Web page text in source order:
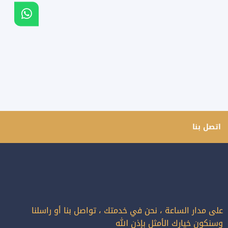
اتصل بنا
على مدار الساعة ، نحن في خدمتك ، تواصل بنا أو راسلنا
وسنكون خيارك الأمثل بإذن الله